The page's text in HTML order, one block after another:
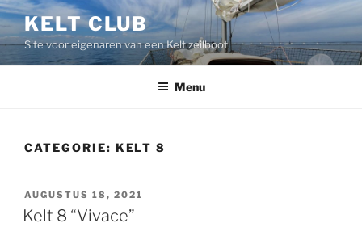
Ga
de
inhoud
KELT CLUB
Site voor eigenaren van een Kelt zeilboot
Menu
CATEGORIE: KELT 8
GEPLAATST
OP
AUGUSTUS 18, 2021
Kelt 8 “Vivace”